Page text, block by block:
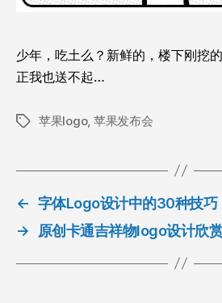
少年，吃土么？新鲜的，楼下刚挖
正我也送不起…
标
苹果logo, 苹果发布会
← 字体Logo设计中的30种技巧
→
原创卡通吉祥物logo设计欣